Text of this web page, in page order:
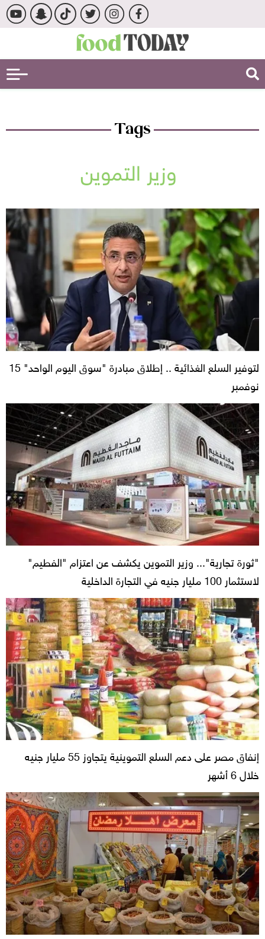
Tags
وزير التموين
لتوفير السلع الغذائية .. إطلاق مبادرة "سوق اليوم الواحد" 15
نوفمبر
"ثورة تجارية"... وزير التموين يكشف عن اعتزام "الفطيم"
لاستثمار 100 مليار جنيه في التجارة الداخلية
إنفاق مصر على دعم السلع التموينية يتجاوز 55 مليار جنيه
خلال 6 أشهر